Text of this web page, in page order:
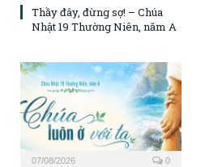
Thầy đây, đừng sợ! – Chúa
Nhật 19 Thường Niên, năm A
07/08/2026 0